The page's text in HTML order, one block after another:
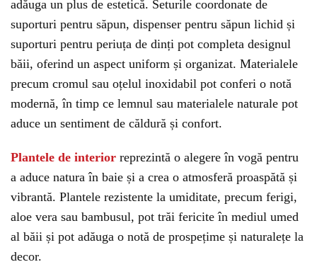
adăuga un plus de estetică. Seturile coordonate de
suporturi pentru săpun, dispenser pentru săpun lichid și
suporturi pentru periuța de dinți pot completa designul
băii, oferind un aspect uniform și organizat. Materialele
precum cromul sau oțelul inoxidabil pot conferi o notă
modernă, în timp ce lemnul sau materialele naturale pot
aduce un sentiment de căldură și confort.
Plantele de interior reprezintă o alegere în vogă pentru
a aduce natura în baie și a crea o atmosferă proaspătă și
vibrantă. Plantele rezistente la umiditate, precum ferigi,
aloe vera sau bambusul, pot trăi fericite în mediul umed
al băii și pot adăuga o notă de prospețime și naturalețe la
decor.